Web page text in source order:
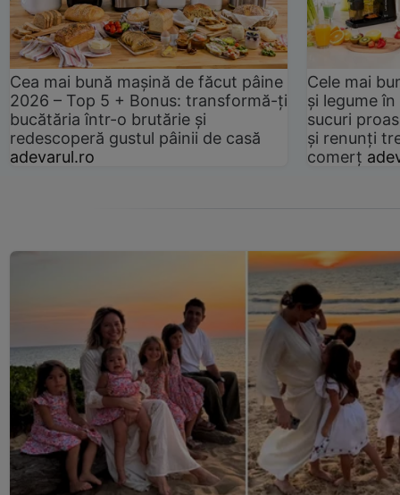
Cea mai bună mașină de făcut pâine
2026 – Top 5 + Bonus: transformă-ți
bucătăria într-o brutărie și
redescoperă gustul pâinii de casă
adevarul.ro
Cele mai
și legume
sucuri
și renunți
comerț